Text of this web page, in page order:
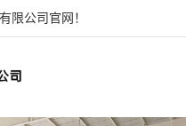
限公司官网！